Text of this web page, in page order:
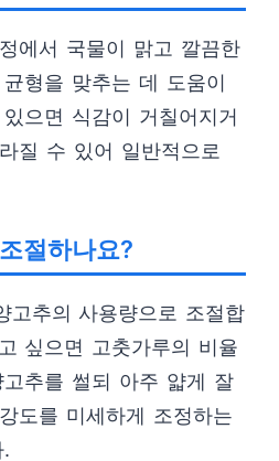
에서 국물이 맑고 깔끔한
형을 맞추는 데 도움이
으면 식감이 거칠어지거
질 수 있어 일반적으로
절하나요?
고추의 사용량으로 조절합
싶으면 고춧가루의 비율
추를 썰되 아주 얇게 잘
도를 미세하게 조정하는